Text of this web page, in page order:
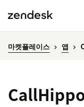
마켓플레이스 앱